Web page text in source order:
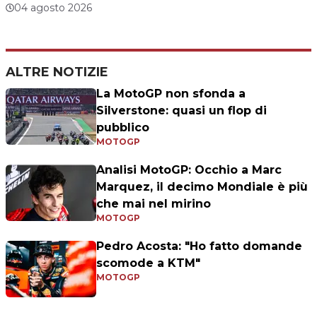
04 agosto 2026
ALTRE NOTIZIE
La MotoGP non sfonda a
Silverstone: quasi un flop di
pubblico
MOTOGP
Analisi MotoGP: Occhio a Marc
Marquez, il decimo Mondiale è più
che mai nel mirino
MOTOGP
Pedro Acosta: "Ho fatto domande
scomode a KTM"
MOTOGP